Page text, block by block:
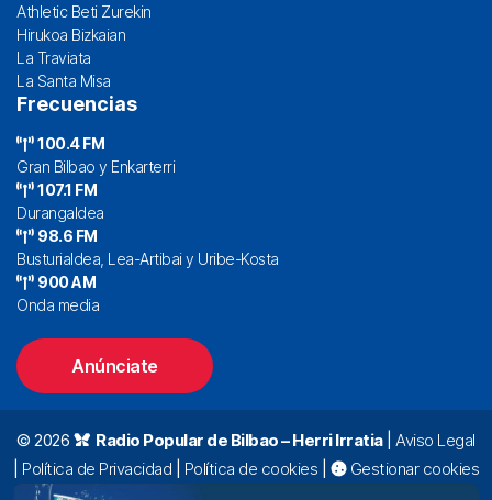
Athletic Beti Zurekin
Hirukoa Bizkaian
La Traviata
La Santa Misa
Frecuencias
100.4 FM
Gran Bilbao y Enkarterri
107.1 FM
Durangaldea
98.6 FM
Busturialdea, Lea-Artibai y Uribe-Kosta
900 AM
Onda media
Anúnciate
© 2026 Radio Popular de Bilbao – Herri Irratia| Aviso Legal
Política de Privacidad Política de cookies
Gestionar cookies